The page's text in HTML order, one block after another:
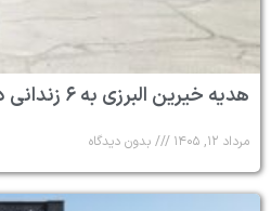
هدیه خیرین البرزی به ۶ زندانی در آستانه اربعین
مرداد ۱۲, ۱۴۰۵ بدون دیدگاه